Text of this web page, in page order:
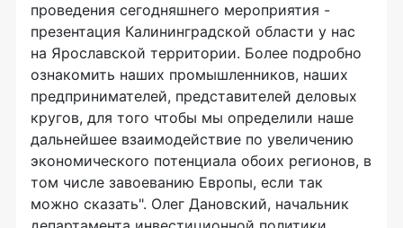
проведения сегодняшнего мероприятия -
презентация Калининградской области у нас
на Ярославской территории. Более подробно
ознакомить наших промышленников, наших
предпринимателей, представителей деловых
кругов, для того чтобы мы определили наше
дальнейшее взаимодействие по увеличению
экономического потенциала обоих регионов, в
том числе завоеванию Европы, если так
можно сказать". Олег Дановский, начальник